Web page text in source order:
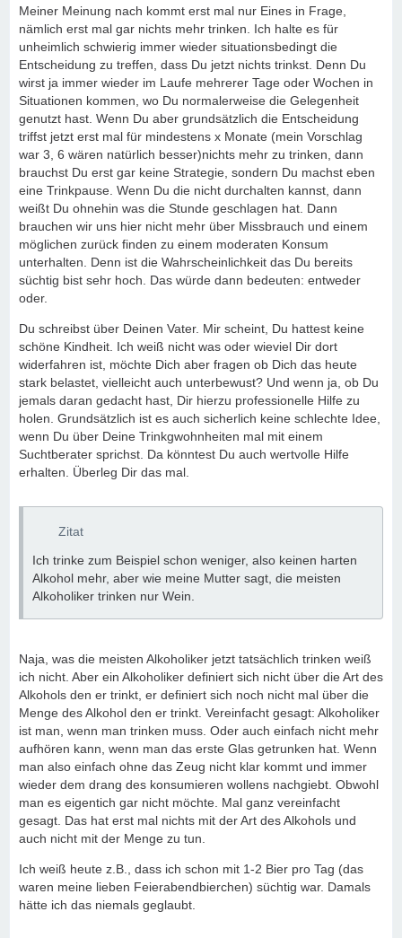
Meiner Meinung nach kommt erst mal nur Eines in Frage,
nämlich erst mal gar nichts mehr trinken. Ich halte es für
unheimlich schwierig immer wieder situationsbedingt die
Entscheidung zu treffen, dass Du jetzt nichts trinkst. Denn Du
wirst ja immer wieder im Laufe mehrerer Tage oder Wochen in
Situationen kommen, wo Du normalerweise die Gelegenheit
genutzt hast. Wenn Du aber grundsätzlich die Entscheidung
triffst jetzt erst mal für mindestens x Monate (mein Vorschlag
war 3, 6 wären natürlich besser)nichts mehr zu trinken, dann
brauchst Du erst gar keine Strategie, sondern Du machst eben
eine Trinkpause. Wenn Du die nicht durchalten kannst, dann
weißt Du ohnehin was die Stunde geschlagen hat. Dann
brauchen wir uns hier nicht mehr über Missbrauch und einem
möglichen zurück finden zu einem moderaten Konsum
unterhalten. Denn ist die Wahrscheinlichkeit das Du bereits
süchtig bist sehr hoch. Das würde dann bedeuten: entweder
oder.
Du schreibst über Deinen Vater. Mir scheint, Du hattest keine
schöne Kindheit. Ich weiß nicht was oder wieviel Dir dort
widerfahren ist, möchte Dich aber fragen ob Dich das heute
stark belastet, vielleicht auch unterbewust? Und wenn ja, ob Du
jemals daran gedacht hast, Dir hierzu professionelle Hilfe zu
holen. Grundsätzlich ist es auch sicherlich keine schlechte Idee,
wenn Du über Deine Trinkgwohnheiten mal mit einem
Suchtberater sprichst. Da könntest Du auch wertvolle Hilfe
erhalten. Überleg Dir das mal.
Zitat
Ich trinke zum Beispiel schon weniger, also keinen harten
Alkohol mehr, aber wie meine Mutter sagt, die meisten
Alkoholiker trinken nur Wein.
Naja, was die meisten Alkoholiker jetzt tatsächlich trinken weiß
ich nicht. Aber ein Alkoholiker definiert sich nicht über die Art des
Alkohols den er trinkt, er definiert sich noch nicht mal über die
Menge des Alkohol den er trinkt. Vereinfacht gesagt: Alkoholiker
ist man, wenn man trinken muss. Oder auch einfach nicht mehr
aufhören kann, wenn man das erste Glas getrunken hat. Wenn
man also einfach ohne das Zeug nicht klar kommt und immer
wieder dem drang des konsumieren wollens nachgiebt. Obwohl
man es eigentich gar nicht möchte. Mal ganz vereinfacht
gesagt. Das hat erst mal nichts mit der Art des Alkohols und
auch nicht mit der Menge zu tun.
Ich weiß heute z.B., dass ich schon mit 1-2 Bier pro Tag (das
waren meine lieben Feierabendbierchen) süchtig war. Damals
hätte ich das niemals geglaubt.